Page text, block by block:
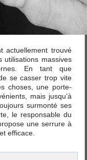
actuellement trouvé
utilisations massives
En tant que
se casser trop vite
choses, une porte-
mais jusqu’à
surmonté ses
le responsable du
une serrure à
efficace.